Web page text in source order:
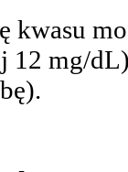
kwasu
12 mg/